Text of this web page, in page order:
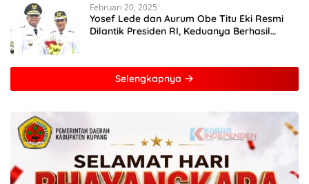
Februari 20, 2025
Yosef Lede dan Aurum Obe Titu Eki Resmi
Dilantik Presiden RI, Keduanya Berhasil
Selengkapnya